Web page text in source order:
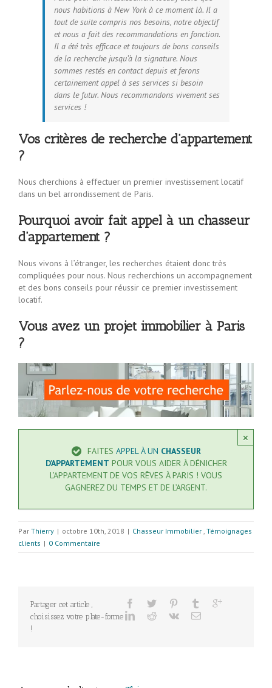
nous habitions à New York à ce moment là. Il a
tout de suite compris nos besoins, notre objectif
et nous a fait des recommandations en fonction.
Il a été très efficace et toujours de bons conseils
de la recherche jusqu’à la signature. Nous
sommes restés en contact depuis et ferons
certainement appel à ses services si besoin
dans le futur. Nous recommandons vivement ses
services !
Vos critères de recherche d’appartement
?
Nous cherchions à effectuer un premier investissement locatif
dans un bel arrondissement de Paris.
Pourquoi avoir fait appel à un chasseur
d’appartement ?
Nous vivons à l’étranger, les recherches étaient donc très
compliquées pour nous. Nous recherchions un accompagnement
et des bons conseils pour réussir ce premier investissement
locatif.
Vous avez un projet immobilier à Paris
?
×
FAITES APPEL À UN CHASSEUR
D’APPARTEMENT POUR VOUS AIDER À DÉNICHER
L’APPARTEMENT DE VOS RÊVES À PARIS ! VOUS
GAGNEREZ DU TEMPS ET DE L’ARGENT.
Par Thierry | octobre 10th, 2018 | Chasseur Immobilier Témoignages
clients | 0 Commentaire
Partager cet article ,
choisissez votre plate-forme
!